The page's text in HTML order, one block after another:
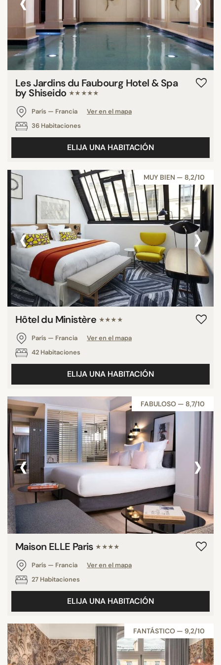
Les Jardins du Faubourg Hotel & Spa
by Shiseido ★★★★★
París — Francia
Ver en el mapa
36 Habitaciones
ELIJA UNA HABITACIÓN
MUY BIEN — 8,2/10
‹ ›
Hôtel du Ministère ★★★★
París — Francia
Ver en el mapa
42 Habitaciones
ELIJA UNA HABITACIÓN
FABULOSO — 8,7/10
‹ ›
Maison ELLE Paris ★★★★
París — Francia
Ver en el mapa
27 Habitaciones
ELIJA UNA HABITACIÓN
FANTÁSTICO — 9,2/10